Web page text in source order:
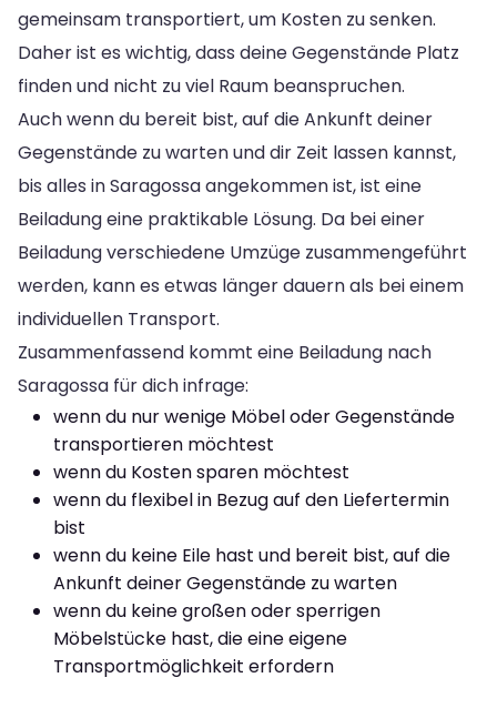
gemeinsam transportiert, um Kosten zu senken.
Daher ist es wichtig, dass deine Gegenstände Platz
finden und nicht zu viel Raum beanspruchen.
Auch wenn du bereit bist, auf die Ankunft deiner
Gegenstände zu warten und dir Zeit lassen kannst,
bis alles in Saragossa angekommen ist, ist eine
Beiladung eine praktikable Lösung. Da bei einer
Beiladung verschiedene Umzüge zusammengeführt
werden, kann es etwas länger dauern als bei einem
individuellen Transport.
Zusammenfassend kommt eine Beiladung nach
Saragossa für dich infrage:
wenn du nur wenige Möbel oder Gegenstände
transportieren möchtest
wenn du Kosten sparen möchtest
wenn du flexibel in Bezug auf den Liefertermin
bist
wenn du keine Eile hast und bereit bist, auf die
Ankunft deiner Gegenstände zu warten
wenn du keine großen oder sperrigen
Möbelstücke hast, die eine eigene
Transportmöglichkeit erfordern